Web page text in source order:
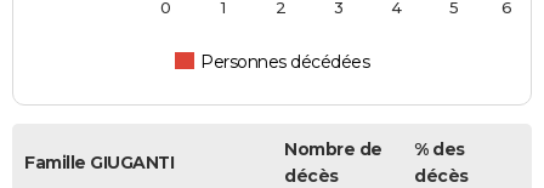
Personnes décédées
0 1 2 3 4 5 6
Famille GIUGANTI
Nombre de
décès
% des
décès